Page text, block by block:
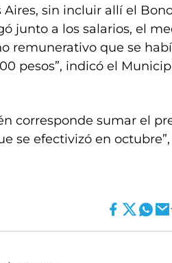
sin incluir allí el
junto a los salarios, el
remunerativo que se
pesos”, indicó el
corresponde sumar el
se efectivizó en octubre”,